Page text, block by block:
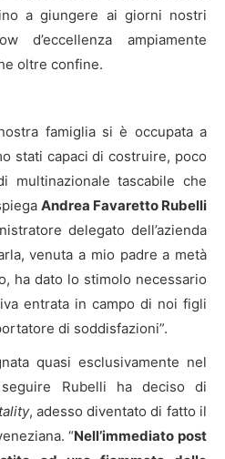
a giungere ai giorni nostri
ampiamente
oltre confine.
famiglia si è occupata a
stati capaci di costruire, poco
multinazionale tascabile che
Andrea Favaretto Rubelli
delegato dell’azienda
venuta a mio padre a metà
ha dato lo stimolo necessario
entrata in campo di noi figli
di soddisfazioni”.
quasi esclusivamente nel
Rubelli ha deciso di
, adesso diventato di fatto il
“Nell’immediato post